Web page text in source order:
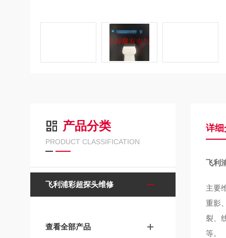
产品分类
PRODUCT CLASSIFICATION
飞利浦彩超探头维修
查看全部产品
详细
飞利
主要
重影
裂、
等。